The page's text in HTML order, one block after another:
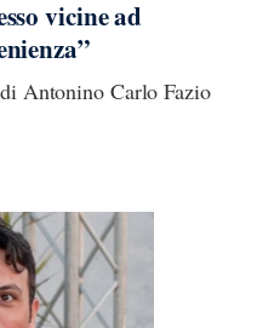
vicine ad
Antonino Carlo Fazio